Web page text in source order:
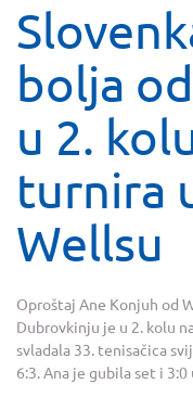
bolja
u 2.
turnira
Wellsu
Oproštaj Ane Konjuh od
Dubrovkinju je u 2. kolu
svladala 33. tenisačica
6:3. Ana je gubila set i 3:0